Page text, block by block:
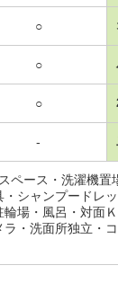
○
○
○
-
ペース・洗濯機
シャンプードレ
場・風呂・対面
・洗面所独立・